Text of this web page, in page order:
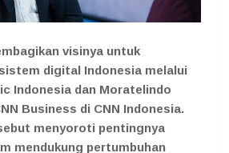
visinya untuk
digital Indonesia melalui
Indonesia dan Moratelindo
Business di CNN Indonesia.
menyoroti pentingnya
mendukung pertumbuhan